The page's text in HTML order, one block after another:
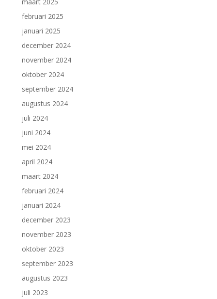
februari 2025
januari 2025
december 2024
november 2024
oktober 2024
september 2024
augustus 2024
juli 2024
juni 2024
mei 2024
april 2024
maart 2024
februari 2024
januari 2024
december 2023
november 2023
oktober 2023
september 2023
augustus 2023
juli 2023